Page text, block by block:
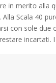
in merito alla
Alla Scala 40
con sole due
incartati. I